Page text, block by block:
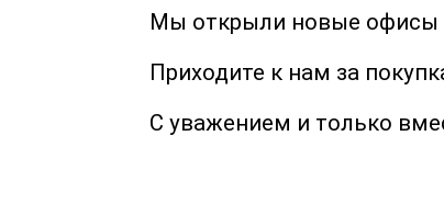
Мы открыли новые офисы
Приходите к нам за
С уважением и только